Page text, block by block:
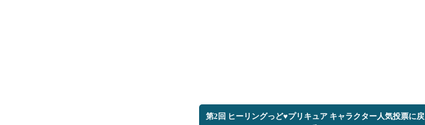
第2回 ヒーリングっど♥プリキュア キャラクター人気投票に戻